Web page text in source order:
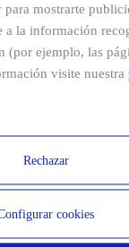
mostrarte
a la información
(por ejemplo, las
visite nuestra
Rechazar
cookies